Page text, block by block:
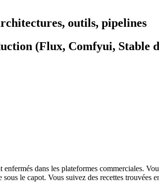
outils, pipelines
(Flux, Comfyui, Stable
dans les plateformes commerciales.
le capot. Vous suivez des recettes trouvées